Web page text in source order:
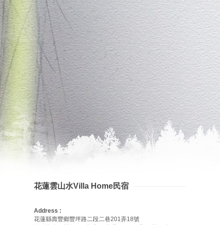
花蓮雲山水Villa Home民宿
Address :
花蓮縣壽豐鄉豐坪路二段二巷201弄18號